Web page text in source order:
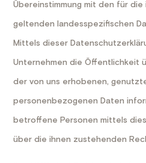
Übereinstimmung mit den für die
geltenden landesspezifischen
Mittels dieser
Unternehmen die Öffentlichkeit
der von uns erhobenen,
personenbezogenen Daten
betroffene Personen mittels
über die ihnen zustehenden